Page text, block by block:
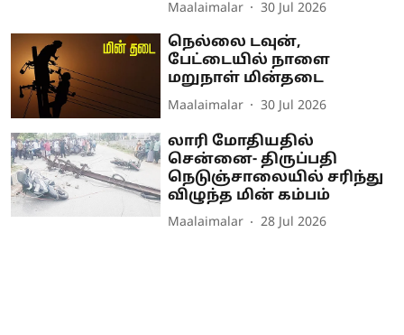
Maalaimalar 30 Jul 2026
நெல்லை டவுன்,
பேட்டையில் நாளை
மறுநாள் மின்தடை
Maalaimalar 30 Jul 2026
லாரி மோதியதில்
சென்னை- திருப்பதி
நெடுஞ்சாலையில் சரிந்து
விழுந்த மின் கம்பம்
Maalaimalar 28 Jul 2026